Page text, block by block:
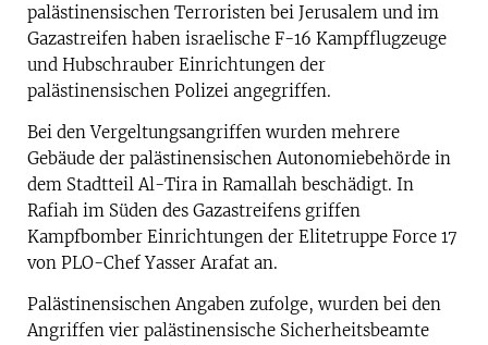
palästinensischen Terroristen bei Jerusalem und im
Gazastreifen haben israelische F-16 Kampfflugzeuge
und Hubschrauber Einrichtungen der
palästinensischen Polizei angegriffen.
Bei den Vergeltungsangriffen wurden mehrere
Gebäude der palästinensischen Autonomiebehörde in
dem Stadtteil Al-Tira in Ramallah beschädigt. In
Rafiah im Süden des Gazastreifens griffen
Kampfbomber Einrichtungen der Elitetruppe Force 17
von PLO-Chef Yasser Arafat an.
Palästinensischen Angaben zufolge, wurden bei den
Angriffen vier palästinensische Sicherheitsbeamte